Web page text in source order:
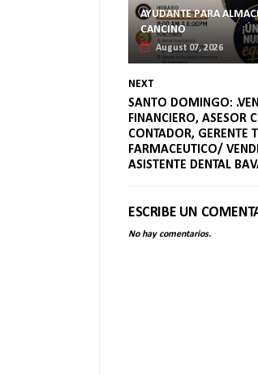
AYUDANTE PARA
CANCINO
August 07, 2026
NEXT
SANTO DOMINGO:
FINANCIERO, ASESOR
CONTADOR, GERENTE
FARMACEUTICO/
ASISTENTE DENTAL
ESCRIBE UN
No hay comentarios.